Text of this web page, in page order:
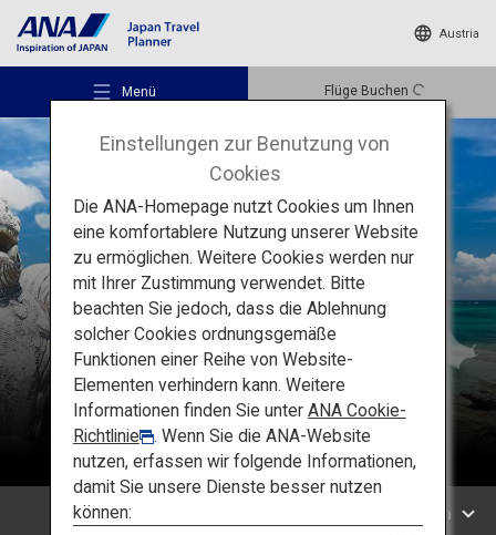
Austria
Menü Flüge Buchen
Empfohlene Orte
Reiseideen
Reiseziele
Reiseinformationen
Okinawa
Suche nach Regionen
Einstellungen zur Benutzung von
Cookies
Die ANA-Homepage nutzt Cookies um Ihnen
eine komfortablere Nutzung unserer Website
zu ermöglichen. Weitere Cookies werden nur
mit Ihrer Zustimmung verwendet. Bitte
beachten Sie jedoch, dass die Ablehnung
solcher Cookies ordnungsgemäße
Funktionen einer Reihe von Website-
Elementen verhindern kann. Weitere
Informationen finden Sie unter ANA Cookie-
Richtlinie
. Wenn Sie die ANA-Website
nutzen, erfassen wir folgende Informationen,
damit Sie unsere Dienste besser nutzen
können: